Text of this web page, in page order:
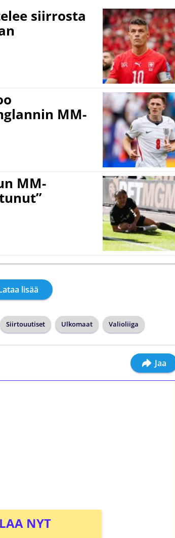
siirrosta
MM-
MM-
lisää
Siirtouutiset Ulkomaat Valioliiga
Jaa
NYT